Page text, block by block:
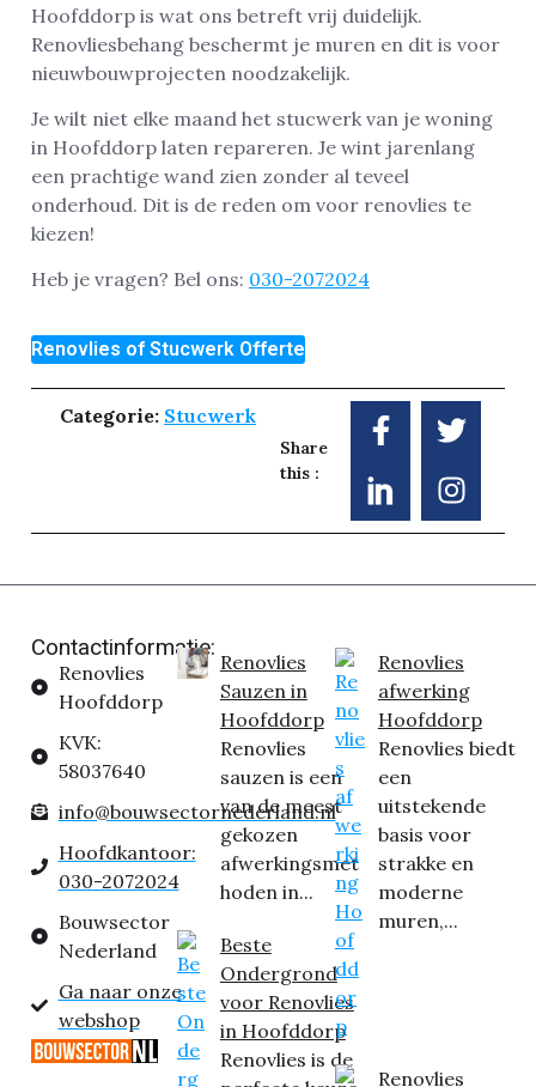
Hoofddorp is wat ons betreft vrij duidelijk.
Renovliesbehang beschermt je muren en dit is voor
nieuwbouwprojecten noodzakelijk.
Je wilt niet elke maand het stucwerk van je woning
in Hoofddorp laten repareren. Je wint jarenlang
een prachtige wand zien zonder al teveel
onderhoud. Dit is de reden om voor renovlies te
kiezen!
Heb je vragen? Bel ons: 030-2072024
Renovlies of Stucwerk Offerte
Categorie: Stucwerk
Share
this :
Contactinformatie:
Renovlies
Hoofddorp
KVK:
58037640
info@bouwsectornederland.nl
Hoofdkantoor:
030-2072024
Bouwsector
Nederland
Ga naar onze
webshop
Renovlies
Sauzen in
Hoofddorp
Renovlies
sauzen is een
van de meest
gekozen
afwerkingsmet
hoden in...
Beste
Ondergrond
voor Renovlies
in Hoofddorp
Renovlies is de
Renovlies
afwerking
Hoofddorp
Renovlies biedt
een
uitstekende
basis voor
strakke en
moderne
muren,...
Renovlies